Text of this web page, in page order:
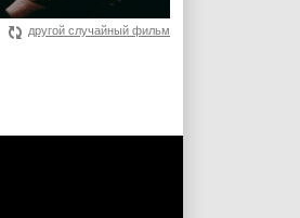
другой случайный фильм